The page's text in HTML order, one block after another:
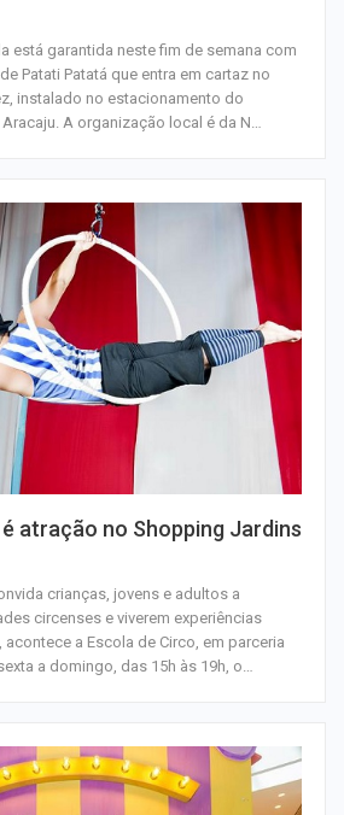
está garantida neste fim de semana com
Patati Patatá que entra em cartaz no
instalado no estacionamento do
A organização local é da N…
atração no Shopping Jardins
crianças, jovens e adultos a
circenses e viverem experiências
acontece a Escola de Circo, em parceria
a domingo, das 15h às 19h, o…